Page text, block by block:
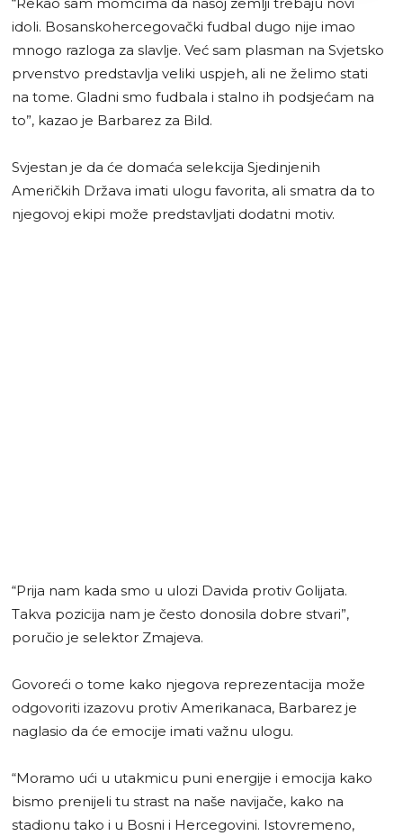
idoli. Bosanskohercegovački fudbal dugo nije imao
mnogo razloga za slavlje. Već sam plasman na Svjetsko
prvenstvo predstavlja veliki uspjeh, ali ne želimo stati
na tome. Gladni smo fudbala i stalno ih podsjećam na
to”, kazao je Barbarez za Bild.
Svjestan je da će domaća selekcija Sjedinjenih
Američkih Država imati ulogu favorita, ali smatra da to
njegovoj ekipi može predstavljati dodatni motiv.
“Prija nam kada smo u ulozi Davida protiv Golijata.
Takva pozicija nam je često donosila dobre stvari”,
poručio je selektor Zmajeva.
Govoreći o tome kako njegova reprezentacija može
odgovoriti izazovu protiv Amerikanaca, Barbarez je
naglasio da će emocije imati važnu ulogu.
“Moramo ući u utakmicu puni energije i emocija kako
bismo prenijeli tu strast na naše navijače, kako na
stadionu tako i u Bosni i Hercegovini. Istovremeno,